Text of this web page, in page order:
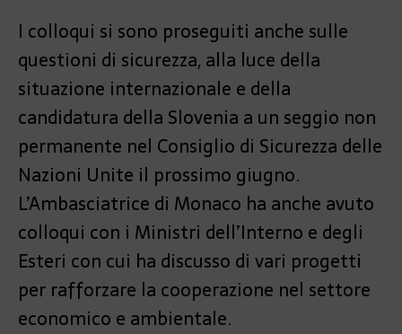
I colloqui si sono proseguiti anche sulle
questioni di sicurezza, alla luce della
situazione internazionale e della
candidatura della Slovenia a un seggio non
permanente nel Consiglio di Sicurezza delle
Nazioni Unite il prossimo giugno.
L’Ambasciatrice di Monaco ha anche avuto
colloqui con i Ministri dell’Interno e degli
Esteri con cui ha discusso di vari progetti
per rafforzare la cooperazione nel settore
economico e ambientale.